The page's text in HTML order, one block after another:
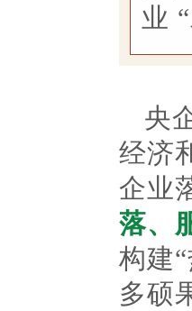
业
央
经济
企业
落、
构建
多硕